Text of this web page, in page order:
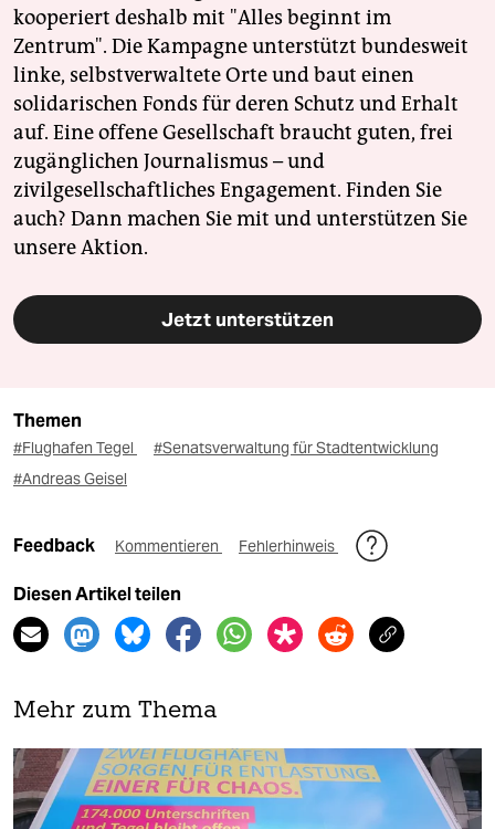
kooperiert deshalb mit "Alles beginnt im
Zentrum". Die Kampagne unterstützt bundesweit
linke, selbstverwaltete Orte und baut einen
solidarischen Fonds für deren Schutz und Erhalt
auf. Eine offene Gesellschaft braucht guten, frei
zugänglichen Journalismus – und
zivilgesellschaftliches Engagement. Finden Sie
auch? Dann machen Sie mit und unterstützen Sie
unsere Aktion.
Jetzt unterstützen
Themen
#Flughafen Tegel
#Senatsverwaltung für Stadtentwicklung
#Andreas Geisel
Feedback Kommentieren Fehlerhinweis
Diesen Artikel teilen
Mehr zum Thema